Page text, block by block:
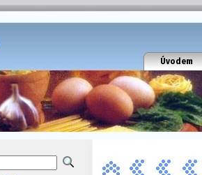
Úvodem